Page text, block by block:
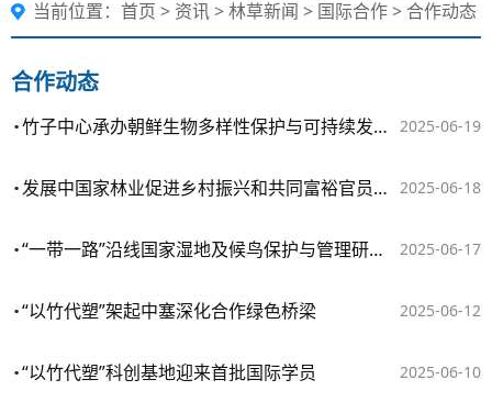
当前位置： 首页 > 资讯>林草新闻 > 国际合作> 合作动态
合作动态
2025-06-19
竹子中心承办朝鲜生物多样性保护与可持续发展培训班
2025-06-18
发展中国家林业促进乡村振兴和共同富裕官员研修班在杭开班
2025-06-17
“一带一路”沿线国家湿地及候鸟保护与管理研修班举办
2025-06-12
“以竹代塑”架起中塞深化合作绿色桥梁
2025-06-10
“以竹代塑”科创基地迎来首批国际学员